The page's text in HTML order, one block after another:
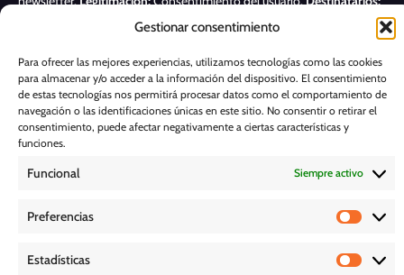
Gestionar consentimiento
Para ofrecer las mejores experiencias, utilizamos tecnologías como las cookies
para almacenar y/o acceder a la información del dispositivo. El consentimiento
de estas tecnologías nos permitirá procesar datos como el comportamiento de
navegación o las identificaciones únicas en este sitio. No consentir o retirar el
consentimiento, puede afectar negativamente a ciertas características y
funciones.
Funcional Siempre activo
Preferencias
Estadísticas
Acceder, rectificar y suprimir, así como otros derechos, como se indica
Suscribirme
POLÍTICA DE COOKIES